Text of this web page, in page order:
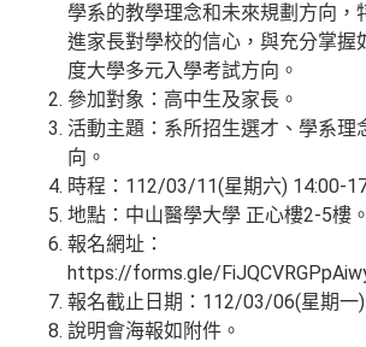
學系的教學理念和未來規劃方向，
進家長對學校的信心，與充分掌握
度大學多元入學考試方向。
參加對象：高中生及家長。
活動主題：系所招生選才、學系理
向。
時程：112/03/11(星期六) 14:00-
地點：中山醫學大學 正心樓2-5樓。
報名網址：
https://forms.gle/
報名截止日期：112/03/06(星期一)
說明會海報如附件。